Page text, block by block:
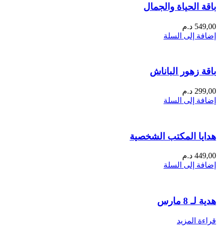
باقة الحياة والجمال
549,00 د.م
إضافة إلى السلة
باقة زهور الباناش
299,00 د.م
إضافة إلى السلة
هدايا المكتب الشخصية
449,00 د.م
إضافة إلى السلة
هدية لـ 8 مارس
قراءة المزيد